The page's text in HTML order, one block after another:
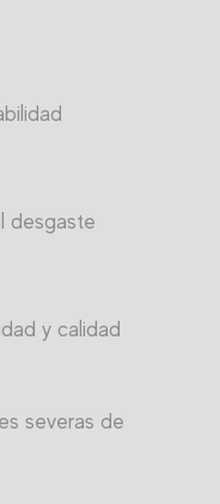
desgaste
y calidad
severas de